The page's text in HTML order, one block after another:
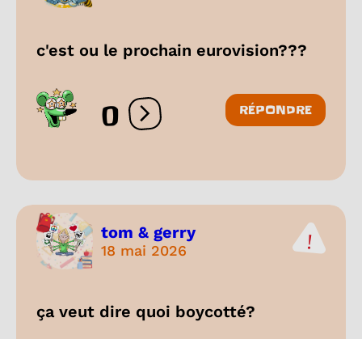
c'est ou le prochain eurovision???
0 Ouvrir les réactions
RÉPONDRE
tom & gerry
18 mai 2026
ça veut dire quoi boycotté?